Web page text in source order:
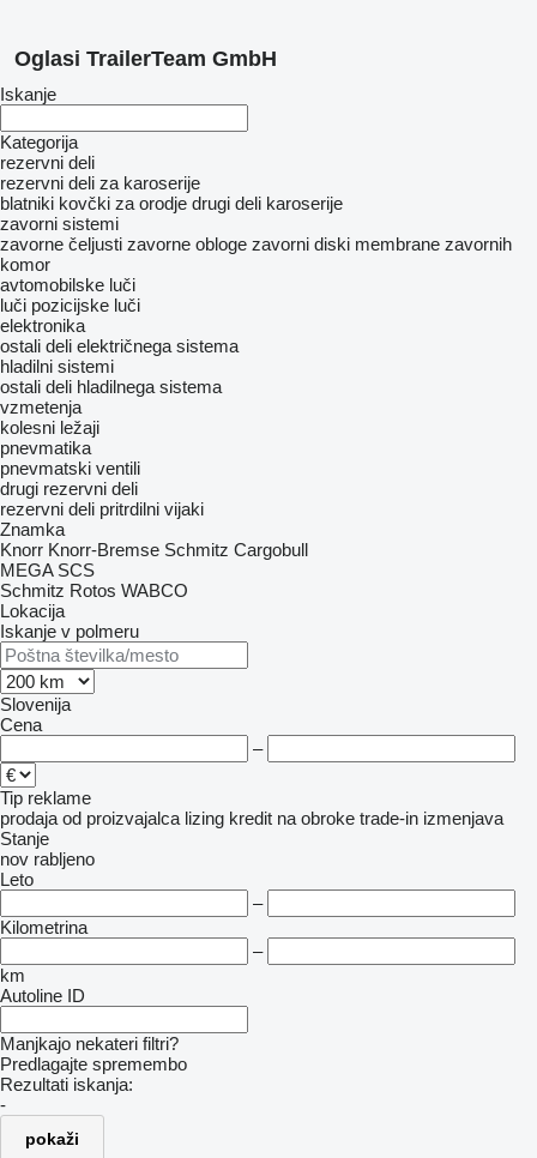
Oglasi TrailerTeam GmbH
Iskanje
Kategorija
rezervni deli
rezervni deli za karoserije
blatniki kovčki za orodje drugi deli karoserije
zavorni sistemi
zavorne čeljusti zavorne obloge zavorni diski membrane zavornih
komor
avtomobilske luči
luči pozicijske luči
elektronika
ostali deli električnega sistema
hladilni sistemi
ostali deli hladilnega sistema
vzmetenja
kolesni ležaji
pnevmatika
pnevmatski ventili
drugi rezervni deli
rezervni deli pritrdilni vijaki
Znamka
Knorr Knorr-Bremse Schmitz Cargobull
MEGA SCS
Schmitz Rotos WABCO
Lokacija
Iskanje v polmeru
Slovenija
Cena
–
Tip reklame
prodaja od proizvajalca lizing kredit na obroke trade-in izmenjava
Stanje
nov rabljeno
Leto
–
Kilometrina
–
km
Autoline ID
Manjkajo nekateri filtri?
Predlagajte spremembo
Rezultati iskanja:
-
pokaži